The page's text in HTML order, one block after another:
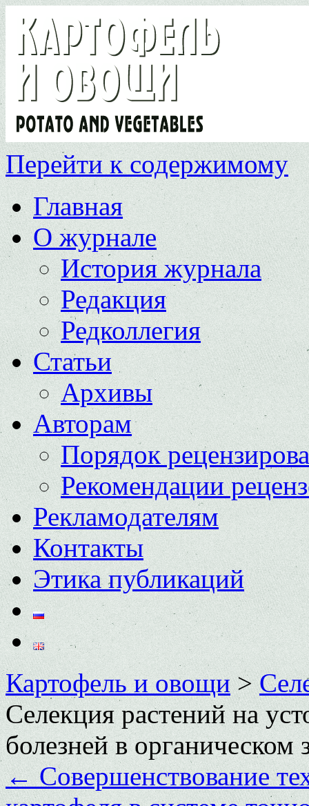
Перейти к содержимому
Главная
О журнале
История журнала
Редакция
Редколлегия
Статьи
Архивы
Авторам
Порядок
Рекомендации
Рекламодателям
Контакты
Этика публикаций
Картофель и овощи>
Селекция растений на
болезней в органическом
←Совершенствование